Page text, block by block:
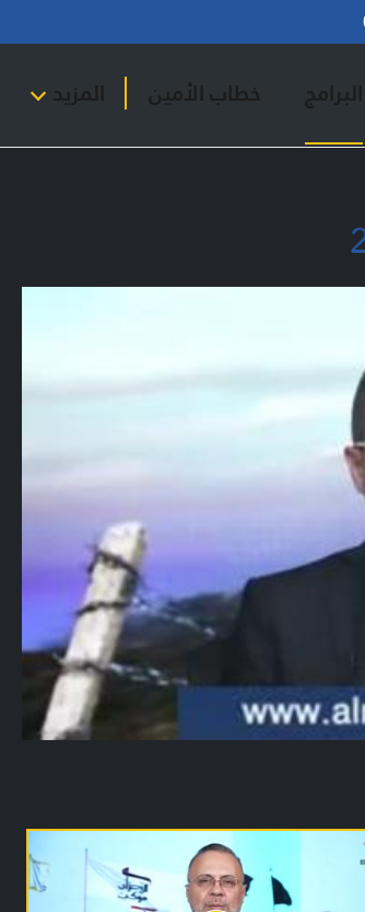
البرامج خطاب الأمين المزيد